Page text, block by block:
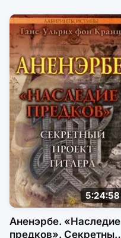
5:24:58
Аненэрбе. «Наследие
предков». Секретный